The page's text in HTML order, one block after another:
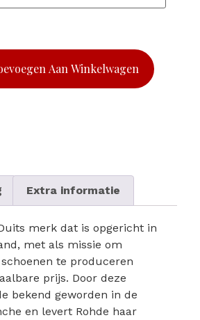
Aan Winkelwagen
Extra informatie
merk dat is opgericht in
met als missie om
te produceren
prijs. Door deze
bekend geworden in de
en levert Rohde haar